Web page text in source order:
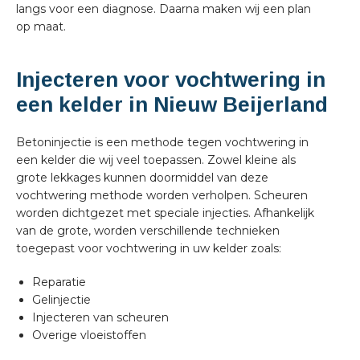
langs voor een diagnose. Daarna maken wij een plan
op maat.
Injecteren voor vochtwering in
een kelder in Nieuw Beijerland
Betoninjectie is een methode tegen vochtwering in
een kelder die wij veel toepassen. Zowel kleine als
grote lekkages kunnen doormiddel van deze
vochtwering methode worden verholpen. Scheuren
worden dichtgezet met speciale injecties. Afhankelijk
van de grote, worden verschillende technieken
toegepast voor vochtwering in uw kelder zoals:
Reparatie
Gelinjectie
Injecteren van scheuren
Overige vloeistoffen